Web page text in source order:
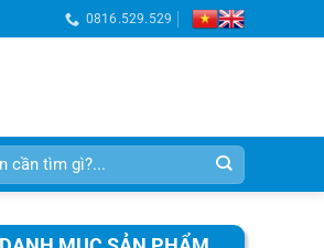
0816.529.529